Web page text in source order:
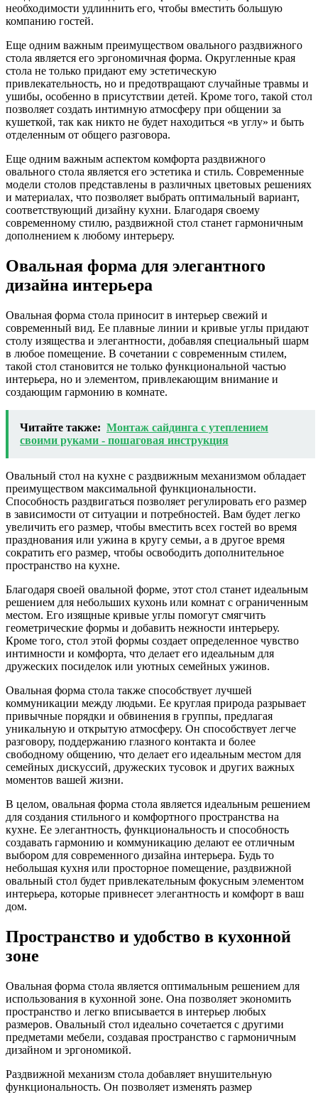
необходимости удлиннить его, чтобы вместить большую
компанию гостей.
Еще одним важным преимуществом овального раздвижного
стола является его эргономичная форма. Округленные края
стола не только придают ему эстетическую
привлекательность, но и предотвращают случайные травмы и
ушибы, особенно в присутствии детей. Кроме того, такой стол
позволяет создать интимную атмосферу при общении за
кушеткой, так как никто не будет находиться «в углу» и быть
отделенным от общего разговора.
Еще одним важным аспектом комфорта раздвижного
овального стола является его эстетика и стиль. Современные
модели столов представлены в различных цветовых решениях
и материалах, что позволяет выбрать оптимальный вариант,
соответствующий дизайну кухни. Благодаря своему
современному стилю, раздвижной стол станет гармоничным
дополнением к любому интерьеру.
Овальная форма для элегантного
дизайна интерьера
Овальная форма стола приносит в интерьер свежий и
современный вид. Ее плавные линии и кривые углы придают
столу изящества и элегантности, добавляя специальный шарм
в любое помещение. В сочетании с современным стилем,
такой стол становится не только функциональной частью
интерьера, но и элементом, привлекающим внимание и
создающим гармонию в комнате.
Читайте также: Монтаж сайдинга с утеплением
своими руками - пошаговая инструкция
Овальный стол на кухне с раздвижным механизмом обладает
преимуществом максимальной функциональности.
Способность раздвигаться позволяет регулировать его размер
в зависимости от ситуации и потребностей. Вам будет легко
увеличить его размер, чтобы вместить всех гостей во время
празднования или ужина в кругу семьи, а в другое время
сократить его размер, чтобы освободить дополнительное
пространство на кухне.
Благодаря своей овальной форме, этот стол станет идеальным
решением для небольших кухонь или комнат с ограниченным
местом. Его изящные кривые углы помогут смягчить
геометрические формы и добавить нежности интерьеру.
Кроме того, стол этой формы создает определенное чувство
интимности и комфорта, что делает его идеальным для
дружеских посиделок или уютных семейных ужинов.
Овальная форма стола также способствует лучшей
коммуникации между людьми. Ее круглая природа разрывает
привычные порядки и обвинения в группы, предлагая
уникальную и открытую атмосферу. Он способствует легче
разговору, поддержанию глазного контакта и более
свободному общению, что делает его идеальным местом для
семейных дискуссий, дружеских тусовок и других важных
моментов вашей жизни.
В целом, овальная форма стола является идеальным решением
для создания стильного и комфортного пространства на
кухне. Ее элегантность, функциональность и способность
создавать гармонию и коммуникацию делают ее отличным
выбором для современного дизайна интерьера. Будь то
небольшая кухня или просторное помещение, раздвижной
овальный стол будет привлекательным фокусным элементом
интерьера, которые привнесет элегантность и комфорт в ваш
дом.
Пространство и удобство в кухонной
зоне
Овальная форма стола является оптимальным решением для
использования в кухонной зоне. Она позволяет экономить
пространство и легко вписывается в интерьер любых
размеров. Овальный стол идеально сочетается с другими
предметами мебели, создавая пространство с гармоничным
дизайном и эргономикой.
Раздвижной механизм стола добавляет внушительную
функциональность. Он позволяет изменять размер